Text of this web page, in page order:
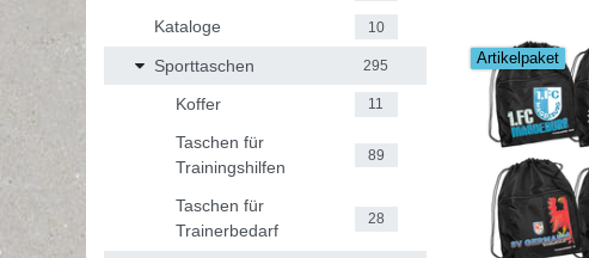
Kataloge 10
Sporttaschen 295
Koffer 11
Taschen für
Trainingshilfen
89
Taschen für
Trainerbedarf
28
Artikelpaket